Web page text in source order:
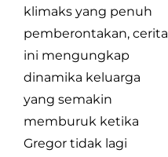
klimaks yang penuh
pemberontakan, cerita
ini mengungkap
dinamika keluarga
yang semakin
memburuk ketika
Gregor tidak lagi